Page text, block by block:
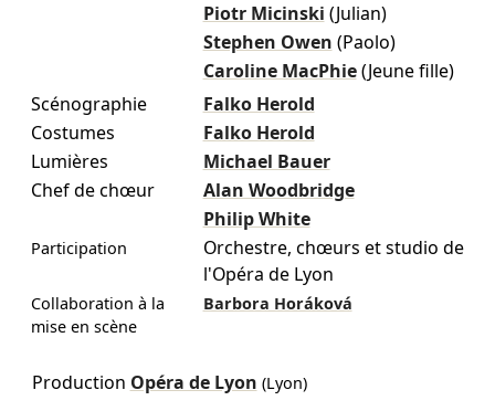
Piotr Micinski (Julian)
Stephen Owen (Paolo)
Caroline MacPhie (Jeune fille)
Scénographie
Falko Herold
Costumes
Falko Herold
Lumières
Michael Bauer
Chef de chœur
Alan Woodbridge
Philip White
Participation
Orchestre, chœurs et studio de
l'Opéra de Lyon
Collaboration à la
mise en scène
Barbora Horáková
Production Opéra de Lyon (Lyon)